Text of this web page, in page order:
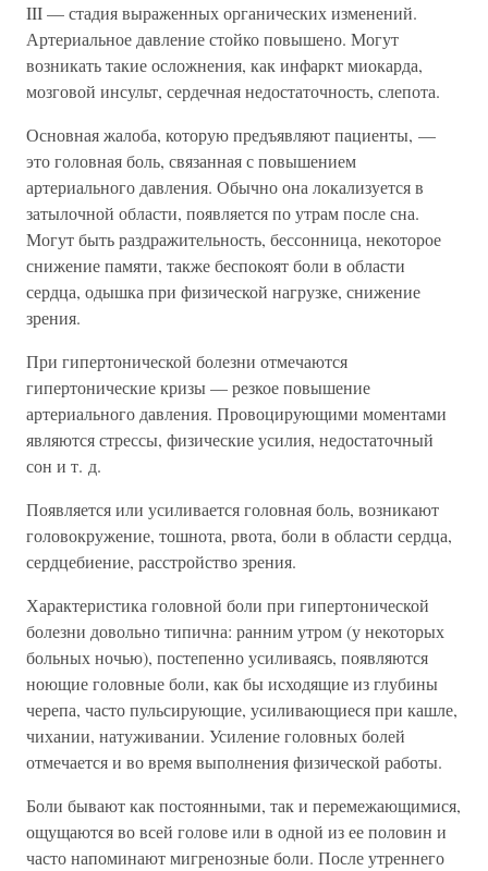
III — стадия выраженных органических изменений.
Артериальное давление стойко повышено. Могут
возникать такие осложнения, как инфаркт миокарда,
мозговой инсульт, сердечная недостаточность, слепота.
Основная жалоба, которую предъявляют пациенты, —
это головная боль, связанная с повышением
артериального давления. Обычно она локализуется в
затылочной области, появляется по утрам после сна.
Могут быть раздражительность, бессонница, некоторое
снижение памяти, также беспокоят боли в области
сердца, одышка при физической нагрузке, снижение
зрения.
При гипертонической болезни отмечаются
гипертонические кризы — резкое повышение
артериального давления. Провоцирующими моментами
являются стрессы, физические усилия, недостаточный
сон и т. д.
Появляется или усиливается головная боль, возникают
головокружение, тошнота, рвота, боли в области сердца,
сердцебиение, расстройство зрения.
Характеристика головной боли при гипертонической
болезни довольно типична: ранним утром (у некоторых
больных ночью), постепенно усиливаясь, появляются
ноющие головные боли, как бы исходящие из глубины
черепа, часто пульсирующие, усиливающиеся при кашле,
чихании, натуживании. Усиление головных болей
отмечается и во время выполнения физической работы.
Боли бывают как постоянными, так и перемежающимися,
ощущаются во всей голове или в одной из ее половин и
часто напоминают мигренозные боли. После утреннего